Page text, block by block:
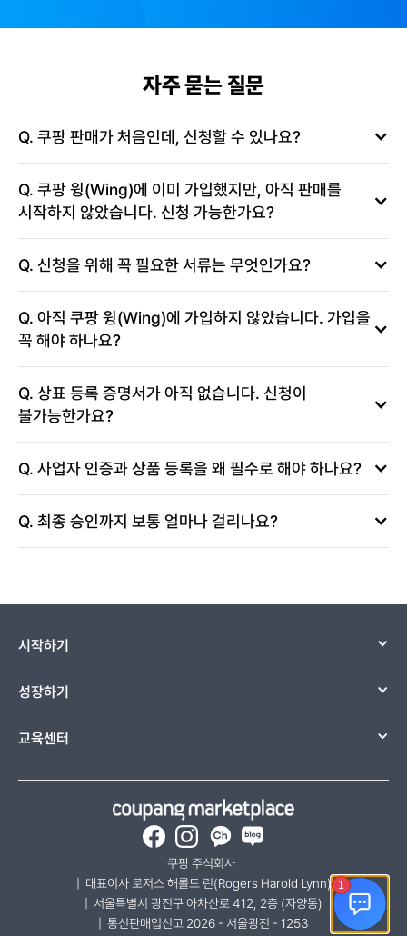
자주 묻는 질문
Q. 쿠팡 판매가 처음인데, 신청할 수 있나요?
Q. 쿠팡 윙(Wing)에 이미 가입했지만, 아직 판매를
시작하지 않았습니다. 신청 가능한가요?
Q. 신청을 위해 꼭 필요한 서류는 무엇인가요?
Q. 아직 쿠팡 윙(Wing)에 가입하지 않았습니다. 가입을
꼭 해야 하나요?
Q. 상표 등록 증명서가 아직 없습니다. 신청이
불가능한가요?
Q. 사업자 인증과 상품 등록을 왜 필수로 해야 하나요?
Q. 최종 승인까지 보통 얼마나 걸리나요?
시작하기
성장하기
교육센터
Facebook
Instagram
카카오채널-쿠팡 마켓플레
네이버 블로그
쿠팡 주식회사
|  대표이사 로저스 해롤드 린(Rogers Harold Lynn)
|  서울특별시 광진구 아차산로 412, 2층 (자양동)
|  통신판매업신고 2026 - 서울광진 - 1253